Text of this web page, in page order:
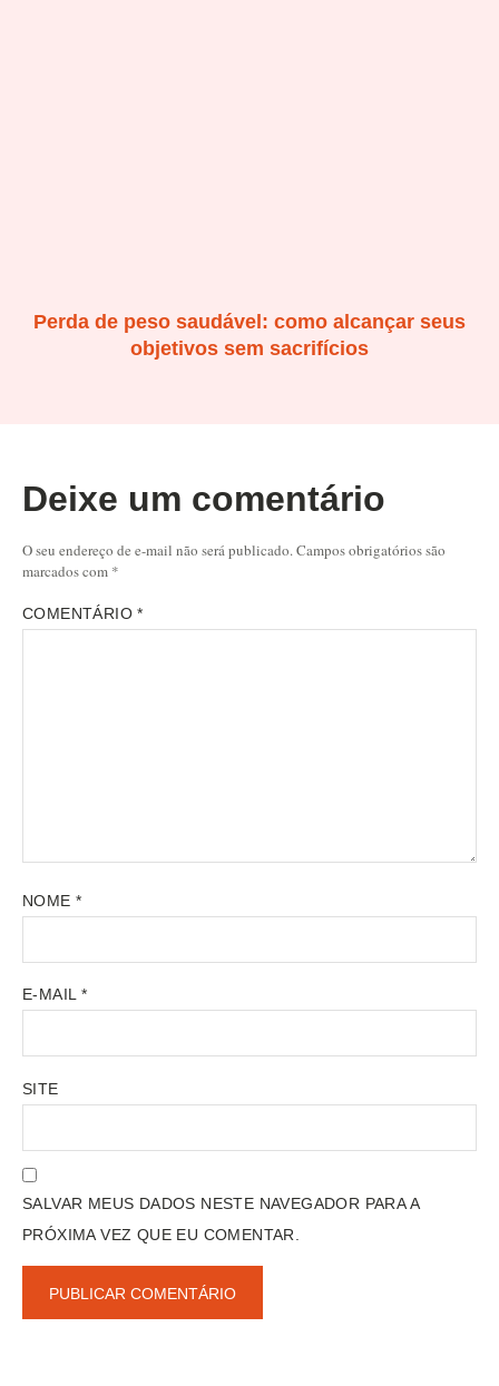
Perda de peso saudável: como alcançar seus
objetivos sem sacrifícios
Deixe um comentário
O seu endereço de e-mail não será publicado.Campos obrigatórios são
marcados com *
COMENTÁRIO*
NOME *
E-MAIL *
SITE
SALVAR MEUS DADOS NESTE NAVEGADOR PARA A
PRÓXIMA VEZ QUE EU COMENTAR.